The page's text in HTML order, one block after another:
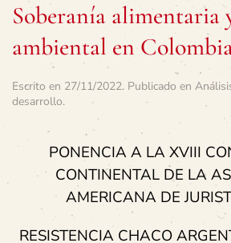
Soberanía alimentaria
ambiental en
Escrito en 27/11/2022. Publicado en
desarrollo.
PONENCIA A LA XVIII
CONTINENTAL DE LA
AMERICANA DE
RESISTENCIA CHACO